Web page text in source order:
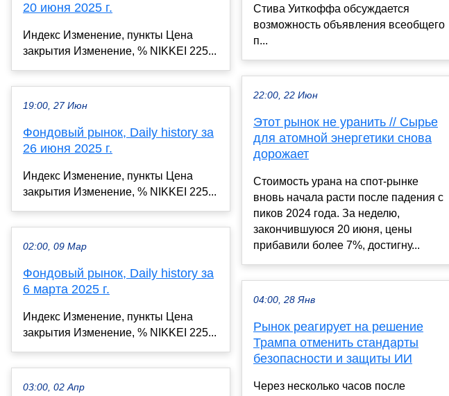
20 июня 2025 г.
Индекс Изменение, пункты Цена
закрытия Изменение, % NIKKEI 225...
19:00, 27 Июн
Фондовый рынок, Daily history за
26 июня 2025 г.
Индекс Изменение, пункты Цена
закрытия Изменение, % NIKKEI 225...
02:00, 09 Мар
Фондовый рынок, Daily history за
6 марта 2025 г.
Индекс Изменение, пункты Цена
закрытия Изменение, % NIKKEI 225...
03:00, 02 Апр
Стива Уиткоффа обсуждается
возможность объявления всеобщего
п...
22:00, 22 Июн
Этот рынок не уранить // Сырье
для атомной энергетики снова
дорожает
Стоимость урана на спот-рынке
вновь начала расти после падения с
пиков 2024 года. За неделю,
закончившуюся 20 июня, цены
прибавили более 7%, достигну...
04:00, 28 Янв
Рынок реагирует на решение
Трампа отменить стандарты
безопасности и защиты ИИ
Через несколько часов после